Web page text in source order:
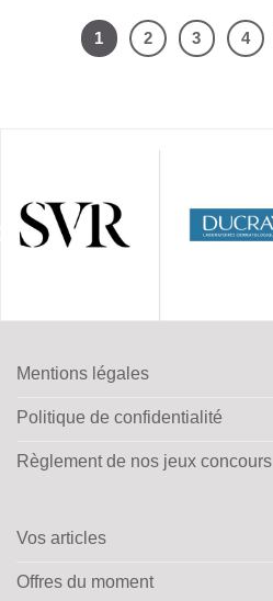
1 2 3 4
Mentions légales
Politique de confidentialité
Règlement de nos jeux concours
Vos articles
Offres du moment